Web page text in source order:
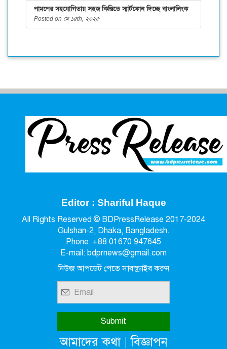
পামপের সহযোগিতায় সহজ কিস্তিতে স্মার্টফোন দিচ্ছে বাংলালিংক
Posted on মে ১৫th, ২০২৫
Editor : Shariful Haque
All Rights Reserved © BDPressRelease 2017-2024
Gulshan-2, Dhaka, Bangladesh.
Phone: +88 01670 947645
E-mail: bdprnews@gmail.com
নিউজ আপডেট পেতে সাবস্ক্রাইব করুন
আমাদের কথা|বিজ্ঞাপন